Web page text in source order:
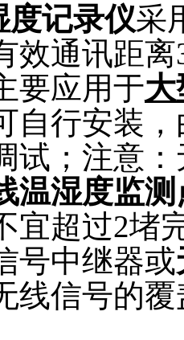
度记录仪采
效通讯距
要应用于
自行安装
试；注意
温湿度监测
宜超过2堵
号中继器或
线信号的